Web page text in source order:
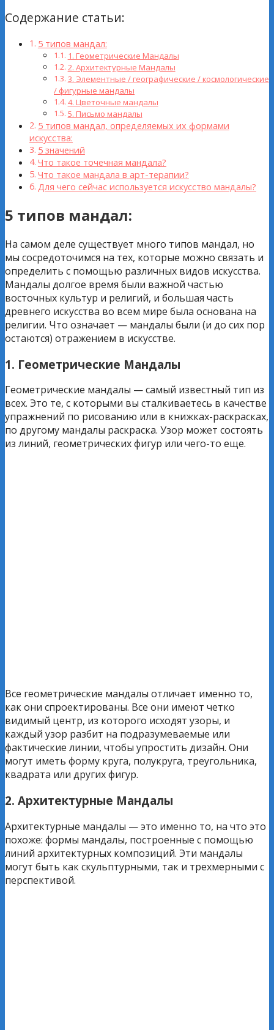
Содержание статьи:
5 типов мандал:
1. Геометрические Мандалы
2. Архитектурные Мандалы
3. Элементные / географические / космологические
/ фигурные мандалы
4. Цветочные мандалы
5. Письмо мандалы
5 типов мандал, определяемых их формами
искусства:
5 значений
Что такое точечная мандала?
Что такое мандала в арт-терапии?
Для чего сейчас используется искусство мандалы?
5 типов мандал:
На самом деле существует много типов мандал, но
мы сосредоточимся на тех, которые можно связать и
определить с помощью различных видов искусства.
Мандалы долгое время были важной частью
восточных культур и религий, и большая часть
древнего искусства во всем мире была основана на
религии. Что означает — мандалы были (и до сих пор
остаются) отражением в искусстве.
1. Геометрические Мандалы
Геометрические мандалы — самый известный тип из
всех. Это те, с которыми вы сталкиваетесь в качестве
упражнений по рисованию или в книжках-раскрасках,
по другому мандалы раскраска. Узор может состоять
из линий, геометрических фигур или чего-то еще.
Все геометрические мандалы отличает именно то,
как они спроектированы. Все они имеют четко
видимый центр, из которого исходят узоры, и
каждый узор разбит на подразумеваемые или
фактические линии, чтобы упростить дизайн. Они
могут иметь форму круга, полукруга, треугольника,
квадрата или других фигур.
2. Архитектурные Мандалы
Архитектурные мандалы — это именно то, на что это
похоже: формы мандалы, построенные с помощью
линий архитектурных композиций. Эти мандалы
могут быть как скульптурными, так и трехмерными с
перспективой.